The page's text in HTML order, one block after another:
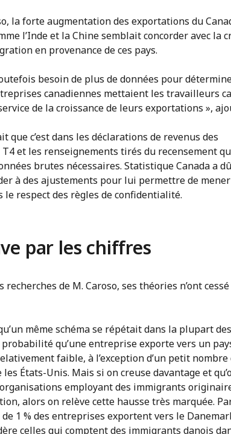
la forte augmentation des exportations du
l’Inde et la Chine semblait concorder avec la
en provenance de ces pays.
besoin de plus de données pour
canadiennes mettaient les travailleurs
de la croissance de leurs exportations »,
que c’est dans les déclarations de revenus des
et les renseignements tirés du recensement
brutes nécessaires. Statistique Canada a dû
à des ajustements pour lui permettre de mener
le respect des règles de confidentialité.
par les chiffres
recherches de M. Caroso, ses théories n’ont
même schéma se répétait dans la plupart
qu’une entreprise exporte vers un
faible, à l’exception d’un petit nombre
les États-Unis. Mais si on creuse davantage et
employant des immigrants
alors on relève cette hausse très marquée.
1 % des entreprises exportent vers le
celles qui comptent des immigrants danois